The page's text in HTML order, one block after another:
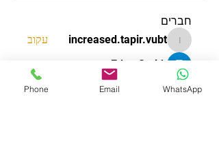
חברים
increased.tapir.vubt
increased.tapir.vubt
עקוב
Edee Smith
James Smith
עקוב
Phone Email WhatsApp